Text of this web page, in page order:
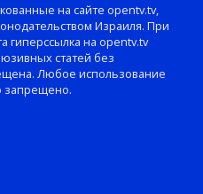
на сайте opentv.tv,
Израиля. При
гиперссылка на opentv.tv
статей без
Любое использование
запрещено.